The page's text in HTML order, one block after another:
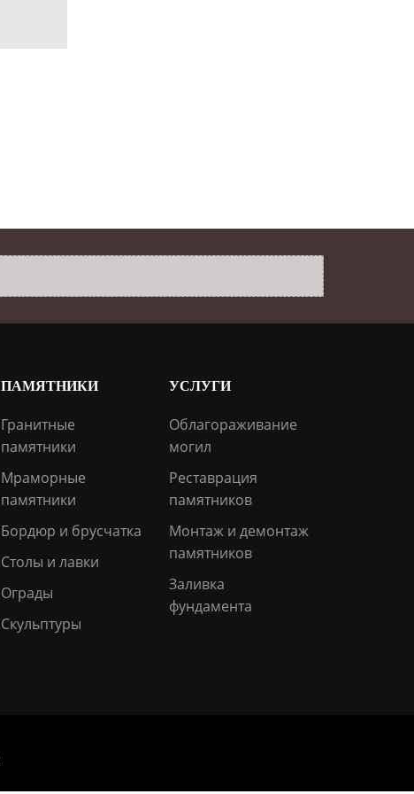
ПАМЯТНИКИ
Гранитные
памятники
Мраморные
памятники
Бордюр и брусчатка
Столы и лавки
Ограды
Скульптуры
УСЛУГИ
Облагораживание
могил
Реставрация
памятников
Монтаж и демонтаж
памятников
Заливка
фундамента